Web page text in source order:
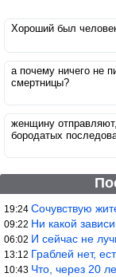
Хороший был
а почему ничего не
смертницы?
женщину
бородатых
19:24 Сочувствую
09:22 Ни какой
06:02 И сейчас не
13:12 Граблей нет,
10:43 Что, через 20